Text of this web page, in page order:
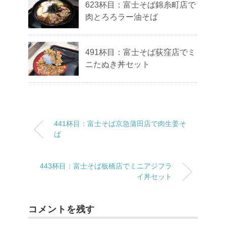
623杯目：富士そば錦糸町店で
肉とろろラー油そば
491杯目：富士そば荻窪店でミ
ニたぬき丼セット
441杯目：富士そば京急蒲田店で肉生姜そ
ば
443杯目：富士そば板橋店でミニアジフラ
イ丼セット
コメントを残す